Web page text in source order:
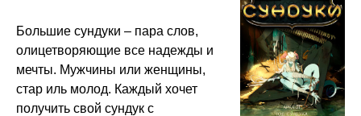
Большие сундуки – пара слов,
олицетворяющие все надежды и
мечты. Мужчины или женщины,
стар иль молод. Каждый хочет
получить свой сундук с